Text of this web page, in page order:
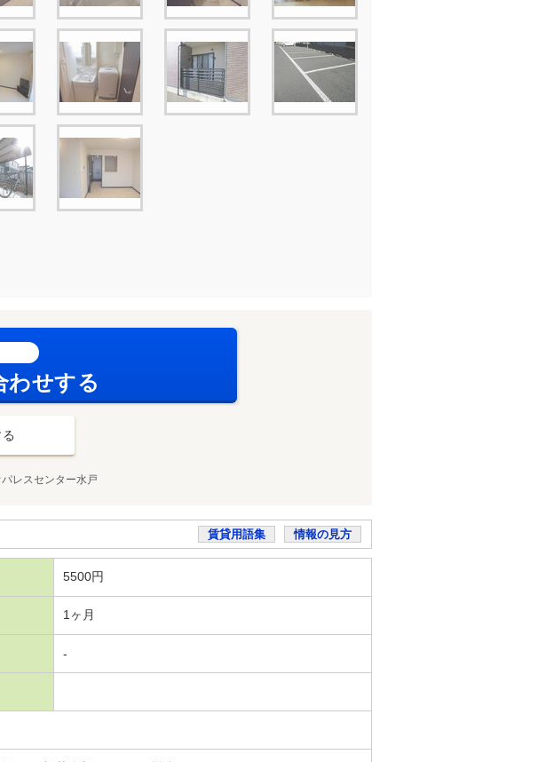
わせする
レスセンター水戸
賃貸用語集 情報の見方
5500円
1ヶ月
-